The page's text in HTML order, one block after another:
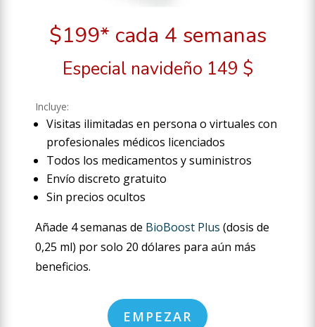
$199* cada 4 semanas
Especial navideño 149 $
Incluye:
Visitas ilimitadas en persona o virtuales con
profesionales médicos licenciados
Todos los medicamentos y suministros
Envío discreto gratuito
Sin precios ocultos
Añade 4 semanas de BioBoost Plus (dosis de
0,25 ml) por solo 20 dólares para aún más
beneficios.
EMPEZAR